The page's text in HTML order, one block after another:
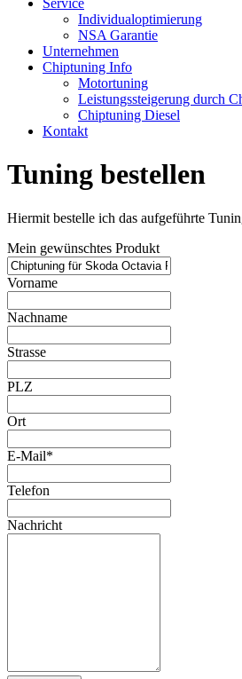
Service
Individualoptimierung
NSA Garantie
Unternehmen
Chiptuning Info
Motortuning
Leistungssteigerung durch
Chiptuning Diesel
Kontakt
Tuning bestellen
Hiermit bestelle ich das aufgeführte
Mein gewünschtes Produkt
Vorname
Nachname
Strasse
PLZ
Ort
E-Mail*
Telefon
Nachricht